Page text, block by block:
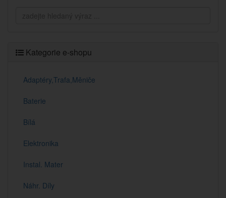
Kategorie e-shopu
Adaptéry,Trafa,Měniče
Baterie
Bílá
Elektronika
Instal. Mater
Náhr. Díly